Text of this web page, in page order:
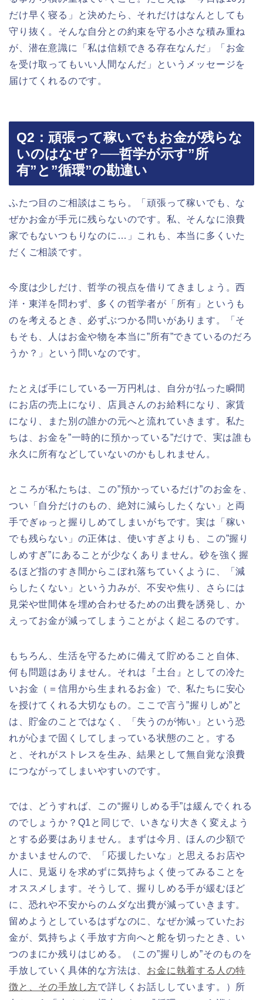
だけ早く寝る」と決めたら、それだけはなんとしても
守り抜く。そんな自分との約束を守る小さな積み重ね
が、潜在意識に「私は信頼できる存在なんだ」「お金
を受け取ってもいい人間なんだ」というメッセージを
届けてくれるのです。
Q2：頑張って稼いでもお金が残らな
いのはなぜ？──哲学が示す”所
有”と”循環”の勘違い
ふたつ目のご相談はこちら。「頑張って稼いでも、な
ぜかお金が手元に残らないのです。私、そんなに浪費
家でもないつもりなのに…」これも、本当に多くいた
だくご相談です。
今度は少しだけ、哲学の視点を借りてきましょう。西
洋・東洋を問わず、多くの哲学者が「所有」というも
のを考えるとき、必ずぶつかる問いがあります。「そ
もそも、人はお金や物を本当に”所有”できているのだろ
うか？」という問いなのです。
たとえば手にしている一万円札は、自分が払った瞬間
にお店の売上になり、店員さんのお給料になり、家賃
になり、また別の誰かの元へと流れていきます。私た
ちは、お金を”一時的に預かっている”だけで、実は誰も
永久に所有などしていないのかもしれません。
ところが私たちは、この”預かっているだけ”のお金を、
つい「自分だけのもの、絶対に減らしたくない」と両
手でぎゅっと握りしめてしまいがちです。実は「稼い
でも残らない」の正体は、使いすぎよりも、この”握り
しめすぎ”にあることが少なくありません。砂を強く握
るほど指のすき間からこぼれ落ちていくように、「減
らしたくない」という力みが、不安や焦り、さらには
見栄や世間体を埋め合わせるための出費を誘発し、か
えってお金が減ってしまうことがよく起こるのです。
もちろん、生活を守るために備えて貯めること自体、
何も問題はありません。それは『土台』としての冷た
いお金（＝信用から生まれるお金）で、私たちに安心
を授けてくれる大切なもの。ここで言う”握りしめ”と
は、貯金のことではなく、「失うのが怖い」という恐
れが心まで固くしてしまっている状態のこと。する
と、それがストレスを生み、結果として無自覚な浪費
につながってしまいやすいのです。
では、どうすれば、この“握りしめる手”は緩んでくれる
のでしょうか？Q1と同じで、いきなり大きく変えよう
とする必要はありません。まずは今月、ほんの少額で
かまいませんので、「応援したいな」と思えるお店や
人に、見返りを求めずに気持ちよく使ってみることを
オススメします。そうして、握りしめる手が緩むほど
に、恐れや不安からのムダな出費が減っていきます。
留めようとしているはずなのに、なぜか減っていたお
金が、気持ちよく手放す方向へと舵を切ったとき、い
つのまにか残りはじめる。（この”握りしめ”そのものを
手放していく具体的な方法は、 お金に執着する人の特
徴と、その手放し方で詳しくお話ししています。）所